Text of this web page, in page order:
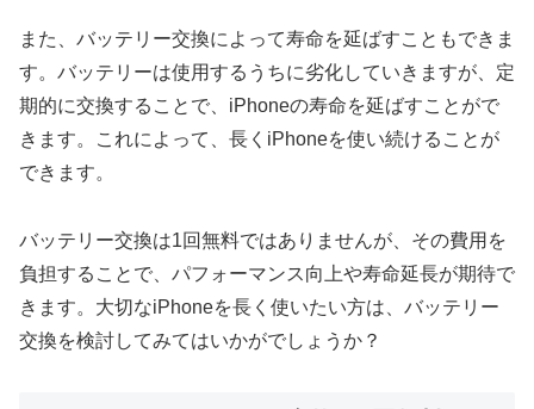
また、バッテリー交換によって寿命を延ばすこともできま
す。バッテリーは使用するうちに劣化していきますが、定
期的に交換することで、iPhoneの寿命を延ばすことがで
きます。これによって、長くiPhoneを使い続けることが
できます。
バッテリー交換は1回無料ではありませんが、その費用を
負担することで、パフォーマンス向上や寿命延長が期待で
きます。大切なiPhoneを長く使いたい方は、バッテリー
交換を検討してみてはいかがでしょうか？